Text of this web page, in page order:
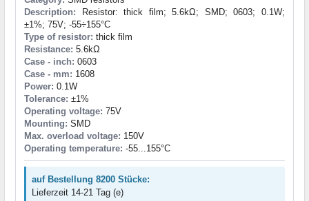
Description: Resistor: thick film; 5.6kΩ; SMD; 0603; 0.1W;
±1%; 75V; -55÷155°C
Type of resistor: thick film
Resistance: 5.6kΩ
Case - inch: 0603
Case - mm: 1608
Power: 0.1W
Tolerance: ±1%
Operating voltage: 75V
Mounting: SMD
Max. overload voltage: 150V
Operating temperature: -55...155°C
auf Bestellung 8200 Stücke:
Lieferzeit 14-21 Tag (e)